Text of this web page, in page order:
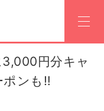
円分キャ
ンも‼